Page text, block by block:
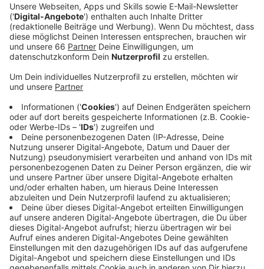
sie die Franklinstraße in Pempelfort vor. Bis zum
Herbst soll die Stadtverwaltung prüfen, ob dort
eine weitere Gesamtschule entstehen kann oder
welche anderen Möglichkeiten es in zentraler Lage
gibt.
Veröffentlicht:Dienstag, 26.04.2022 13:56
Anzeige
Der Bedarf ist auf jeden Fall da: Seit Jahren kann
regelmäßig rund 200 Kindern nach der vierten Klasse
der Wunsch nach einem Gesamtschulplatz nicht erfüllt
werden. Sie müssen dann eine andere Schulform
besuchen. Auch sei es wichtig, dass es in der
Innenstadt generell eine weitere Schule mit
Oberstufe gibt, so schwarz-grün. Einen weiteren
Zeitplan gibt es noch nicht.